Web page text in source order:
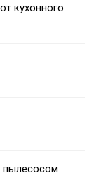
кухонного